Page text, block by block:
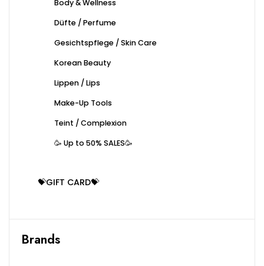
Body & Wellness
Düfte / Perfume
Gesichtspflege / Skin Care
Korean Beauty
Lippen / Lips
Make-Up Tools
Teint / Complexion
🥳 Up to 50% SALES🥳
💝GIFT CARD💝
Brands